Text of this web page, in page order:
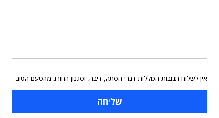
אין לשלוח תגובות הכוללות דברי הסתה, דיבה, וסגנון החורג מהטעם הטוב